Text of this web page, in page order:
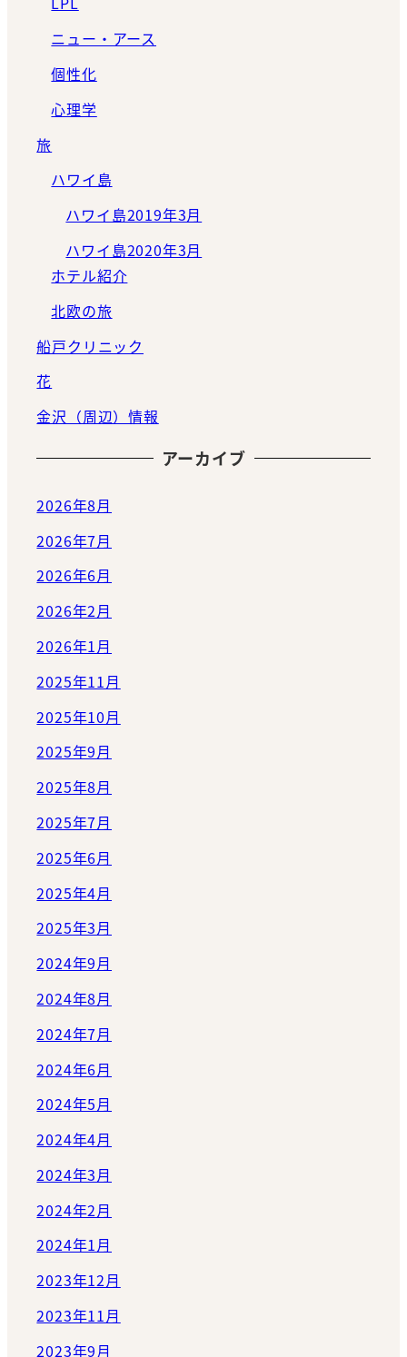
ニュー・アース
個性化
心理学
旅
ハワイ島
ハワイ島2019年3月
ハワイ島2020年3月
ホテル紹介
北欧の旅
船戸クリニック
花
金沢（周辺）情報
アーカイブ
2026年8月
2026年7月
2026年6月
2026年2月
2026年1月
2025年11月
2025年10月
2025年9月
2025年8月
2025年7月
2025年6月
2025年4月
2025年3月
2024年9月
2024年8月
2024年7月
2024年6月
2024年5月
2024年4月
2024年3月
2024年2月
2024年1月
2023年12月
2023年11月
2023年9月